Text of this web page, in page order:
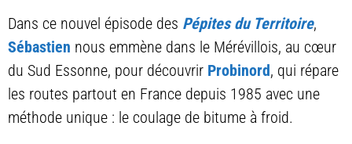
Dans ce nouvel épisode des Pépites du Territoire,
Sébastien nous emmène dans le Mérévillois, au cœur
du Sud Essonne, pour découvrir Probinord, qui répare
les routes partout en France depuis 1985 avec une
méthode unique : le coulage de bitume à froid.